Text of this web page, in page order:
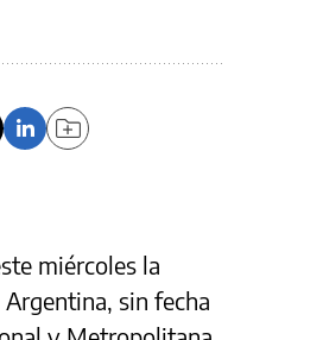
miércoles la
sin fecha